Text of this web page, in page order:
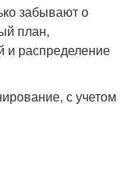
забывают о
план,
и распределение
с учетом